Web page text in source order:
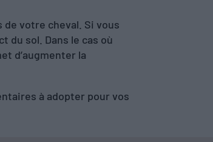
votre cheval. Si vous
du sol. Dans le cas où
d’augmenter la
à adopter pour vos